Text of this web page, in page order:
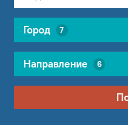
Город 7
Направление 6